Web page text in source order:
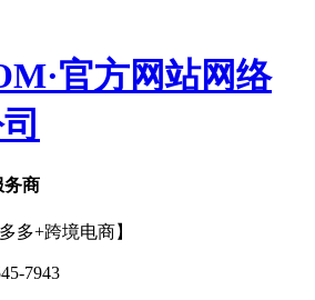
务商
多+跨境电商】
7943